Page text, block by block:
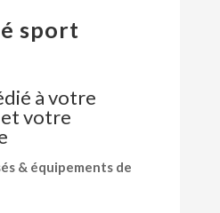
sport
à votre
votre
& équipements de